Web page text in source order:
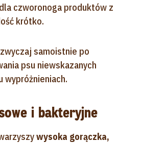
czworonoga produktów z
krótko.
samoistnie po
psu niewskazanych
wypróżnieniach.
i bakteryjne
wysoka gorączka,